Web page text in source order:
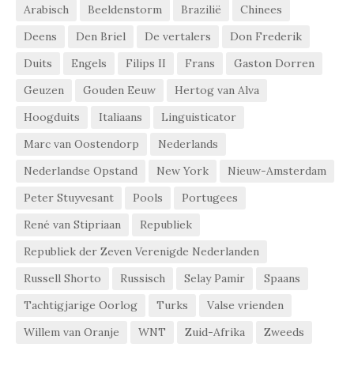
Arabisch
Beeldenstorm Brazilië
Chinees
Deens
Den Briel De vertalers
Don Frederik
Duits
Engels Filips II Frans
Gaston Dorren
Geuzen
Gouden Eeuw
Hertog van Alva
Hoogduits
Italiaans
Linguisticator
Marc van Oostendorp
Nederlands
Nederlandse Opstand
New York
Nieuw-Amsterdam
Peter Stuyvesant
Pools
Portugees
René van Stipriaan
Republiek
Republiek der Zeven Verenigde Nederlanden
Russell Shorto
Russisch Selay Pamir
Spaans
Tachtigjarige Oorlog
Turks
Valse vrienden
Willem van Oranje
WNT Zuid-Afrika Zweeds